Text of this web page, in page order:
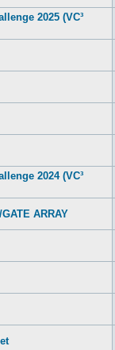
2025 (VC³
2024 (VC³
ARRAY